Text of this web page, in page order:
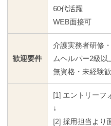
60代活躍
WEB面接可
歓迎要件
介護実務者研修
ムヘルパー2級
無資格・未経験
[1] エントリーフ
↓
[2] 採用担当より